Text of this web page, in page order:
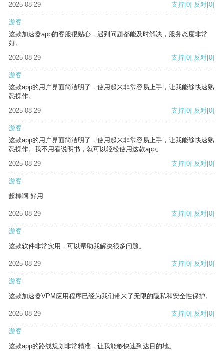
2025-08-29
支持[0] 反对[0]
游客
这款加速器app的客服很贴心，遇到问题都能及时解决，服务态度非常
好。
2025-08-29
支持[0] 反对[0]
游客
这款app的用户界面简洁明了，使用起来非常容易上手，让我能够快速熟
悉操作。
2025-08-29
支持[0] 反对[0]
游客
这款app的用户界面简洁明了，使用起来非常容易上手，让我能够快速熟
悉操作。我不用看说明书，就可以轻松使用这款app。
2025-08-29
支持[0] 反对[0]
游客
超棒啊 好用
2025-08-29 支持[0] 反对[0]
游客
这款软件非常实用，可以帮助我解决很多问题。
2025-08-29 支持[0] 反对[0]
游客
这款加速器VPM应用程序已经为我们带来了无限的隐私和安全性保护。
2025-08-29 支持[0] 反对[0]
游客
这款app的路线规划非常精准，让我能够快速到达目的地。